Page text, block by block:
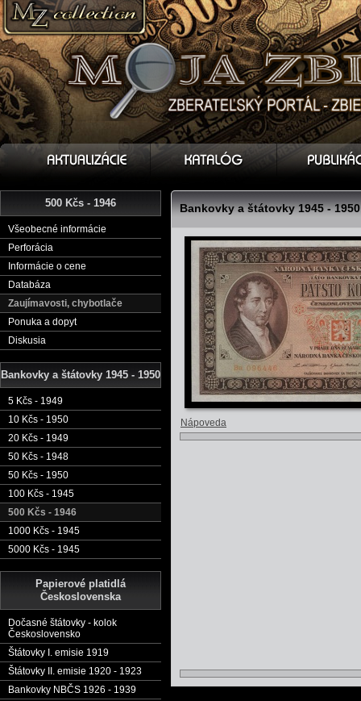
500 Kčs - 1946
Všeobecné informácie
Perforácia
Informácie o cene
Databáza
Zaujímavosti, chybotlače
Ponuka a dopyt
Diskusia
Bankovky a štátovky 1945 - 1950
5 Kčs - 1949
10 Kčs - 1950
20 Kčs - 1949
50 Kčs - 1948
50 Kčs - 1950
100 Kčs - 1945
500 Kčs - 1946
1000 Kčs - 1945
5000 Kčs - 1945
Papierové platidlá
Československa
Dočasné štátovky - kolok
Československo
Štátovky I. emisie 1919
Štátovky II. emisie 1920 - 1923
Bankovky NBČS 1926 - 1939
Bankovky a štátovky 1945 -
Nápoveda